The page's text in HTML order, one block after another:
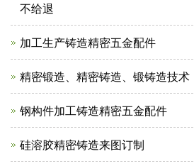
不给退
加工生产铸造精密五金配件
精密锻造、精密铸造、锻铸造技术
钢构件加工铸造精密五金配件
硅溶胶精密铸造来图订制